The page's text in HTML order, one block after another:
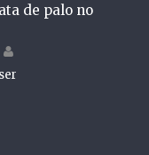
de palo no